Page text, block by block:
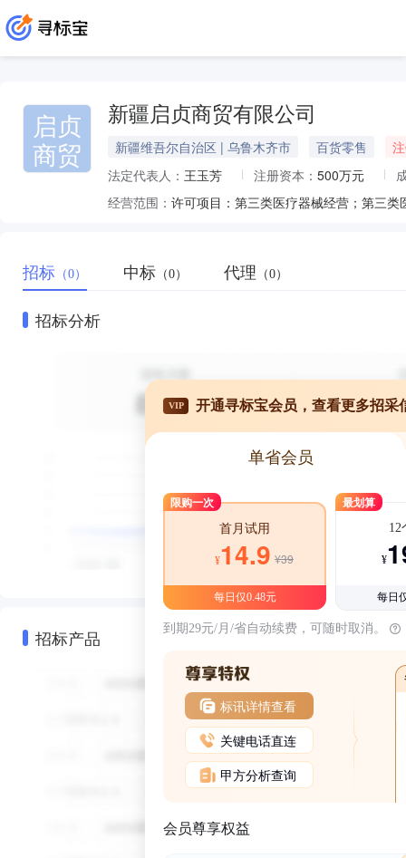
启贞
商贸
新疆启贞商贸有限公司
新疆维吾尔自治区 | 乌鲁木齐市 百货零售
法定代表人： 王玉芳 注册资本： 500万元
经营范围：
招标 （0） 中标 （0） 代理 （0）
招标分析
招标产品
VIP 开通寻标宝会员，查看更多招采
单省会员
限购一次
首月试用
¥14.9 ¥39
每日仅0.48元
最划算
12
¥
每日
到期29元/月/省自动续费，可随时取消。
标讯详情查看
关键电话直连
甲方分析查询
会员尊享权益